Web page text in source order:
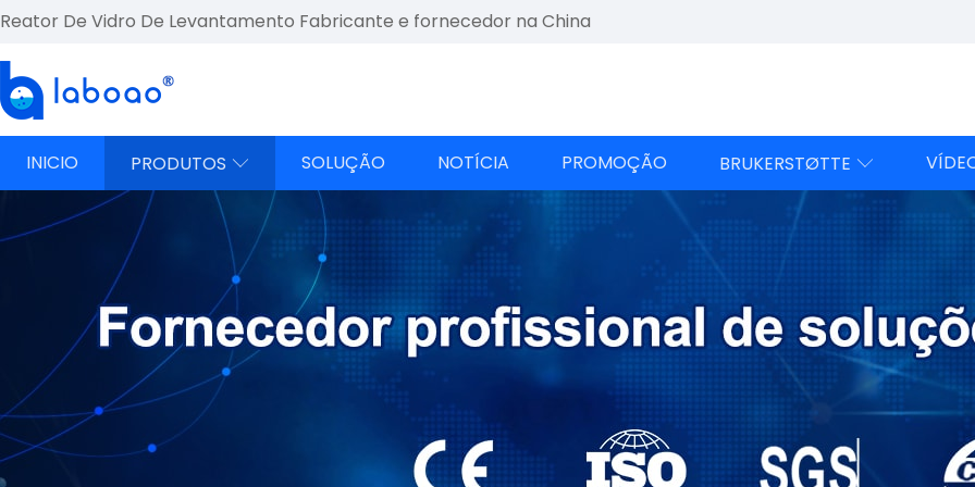
Reator De Vidro De Levantamento Fabricante e fornecedor na China
INICIO PRODUTOS  SOLUÇÃO NOTÍCIA PROMOÇÃO BRUKERSTØTTE 